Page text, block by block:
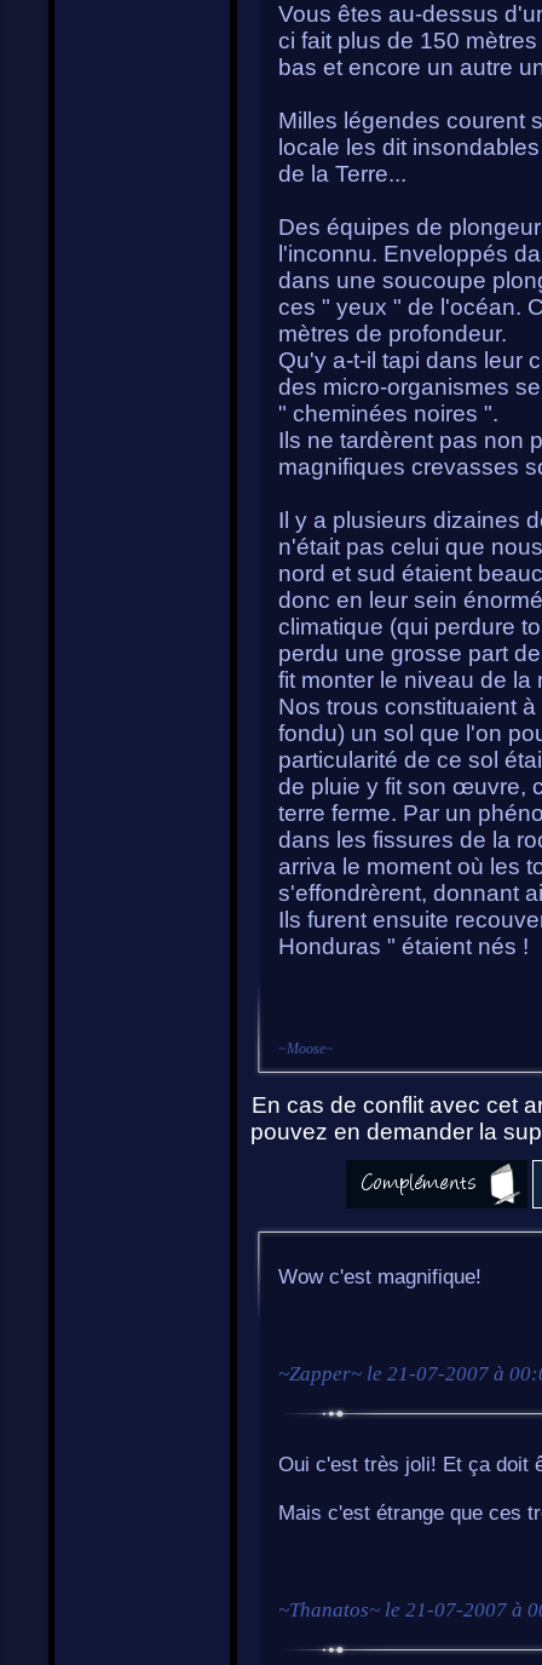
Vous êtes au-dessus
ci fait plus de 150
bas et encore un autre
Milles légendes courent
locale les dit
de la Terre...
Des équipes de
l'inconnu. Enveloppés
dans une soucoupe
ces " yeux " de l'océan.
mètres de profondeur.
Qu'y a-t-il tapi dans leur
des micro-organismes
" cheminées noires ".
Ils ne tardèrent pas non
magnifiques crevasses
Il y a plusieurs dizaines
n'était pas celui que
nord et sud étaient
donc en leur sein
climatique (qui perdure
perdu une grosse part
fit monter le niveau de la
Nos trous constituaient
fondu) un sol que l'on
particularité de ce sol
de pluie y fit son œuvre,
terre ferme. Par un
dans les fissures de la
arriva le moment où les
s'effondrèrent, donnant
Ils furent ensuite
Honduras " étaient nés !
~Moose~
En cas de conflit avec cet
pouvez en demander la
Wow c'est magnifique!
~Zapper~ le 21-07-2007 à
Oui c'est très joli! Et ça doit
Mais c'est étrange que ces
~Thanatos~ le 21-07-2007 à